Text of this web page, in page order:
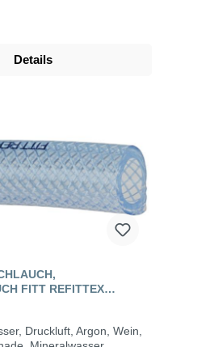
Details
FITT REFITTEX
Druckluft, Argon, Wein,